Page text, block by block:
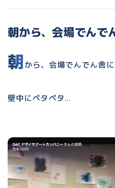
朝から、会場でんで
朝 から、会場でんでん舎に
壁中にペタペタ…